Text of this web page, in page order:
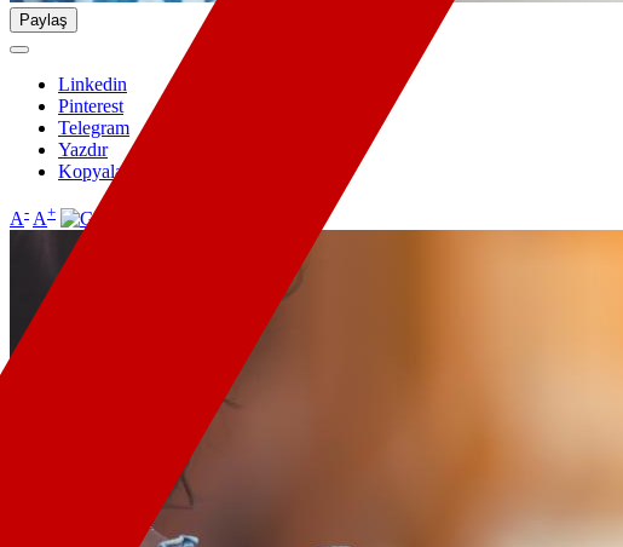
Paylaş
Linkedin
Pinterest
Telegram
Yazdır
Kopyala
A- A+